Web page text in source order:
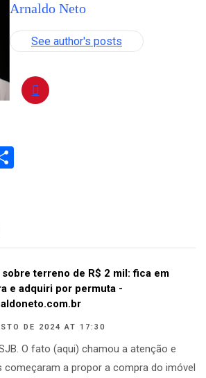
Arnaldo Neto
See author's posts
terreno de R$ 2 mil: fica em
e adquiri por permuta -
DE 2024 AT 17:30
O fato (aqui) chamou a atenção e
começaram a propor a compra do imóvel